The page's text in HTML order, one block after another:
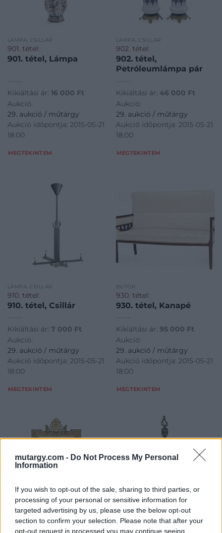
mutargy.com - Do Not Process My Personal
Information
If you wish to opt-out of the sale, sharing to third parties, or
processing of your personal or sensitive information for
targeted advertising by us, please use the below opt-out
section to confirm your selection. Please note that after your
opt-out request is processed you may continue seeing
LÁMPA, CSILLÁR
901. tétel:
901. tétel, Lámpa
Kikiáltási ár: 16 000 Ft
Aukció:
29. aukció / műtárgy
Aukció időpontja: 2015-05-21
18:00
MEGTEKINTEM
LÁMPA, CSILLÁR
902. tétel:
902. tétel,
Petróleumlámpa pár
Kikiáltási ár: 46 000 Ft
Aukció:
29. aukció / műtárgy
Aukció időpontja: 2015-05-21
18:00
MEGTEKINTEM
LÁMPA, CSILLÁR
910. tétel:
910. tétel, Csillár
Kikiáltási ár: 7 000 Ft
Aukció:
29. aukció / műtárgy
Aukció időpontja: 2015-05-21
18:00
MEGTEKINTEM
BÚTOR
930. tétel:
930. tétel, Kanapé
Kikiáltási ár: 95 000 Ft
Aukció:
29. aukció / műtárgy
Aukció időpontja: 2015-05-21
18:00
MEGTEKINTEM
BÚTOR LÁMPA, CSILLÁR